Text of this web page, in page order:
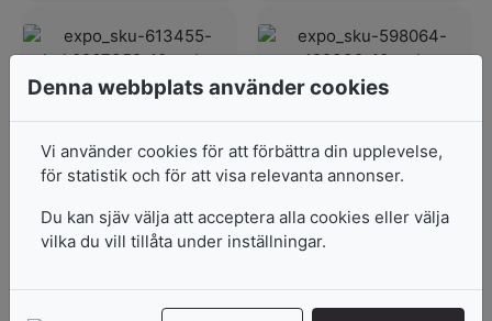
Bokträ Fyrkantlist
Fyrkantslist i bokträ.nBok
Mdf-Skiva
En MDF-skiva speciellt
I lager
Denna webbplats använder cookies
Vi använder cookies för att förbättra din upplevelse,
för statistik och för att visa relevanta annonser.
Du kan sjäv välja att acceptera alla cookies eller välja
vilka du vill tillåta under inställningar.